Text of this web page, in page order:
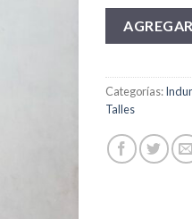
Categorías:
Talles